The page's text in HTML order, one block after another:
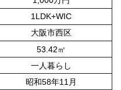
1LDK+WIC
大阪市西区
53.42㎡
一人暮らし
昭和58年11月